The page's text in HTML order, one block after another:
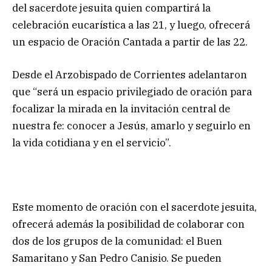
del sacerdote jesuita quien compartirá la
celebración eucarística a las 21, y luego, ofrecerá
un espacio de Oración Cantada a partir de las 22.
Desde el Arzobispado de Corrientes adelantaron
que “será un espacio privilegiado de oración para
focalizar la mirada en la invitación central de
nuestra fe: conocer a Jesús, amarlo y seguirlo en
la vida cotidiana y en el servicio”.
Este momento de oración con el sacerdote jesuita,
ofrecerá además la posibilidad de colaborar con
dos de los grupos de la comunidad: el Buen
Samaritano y San Pedro Canisio. Se pueden